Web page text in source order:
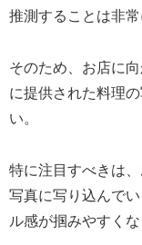
推測することは非常
そのため、お店に
に提供された料理
い。
特に注目すべきは
写真に写り込んで
ル感が掴みやすくな